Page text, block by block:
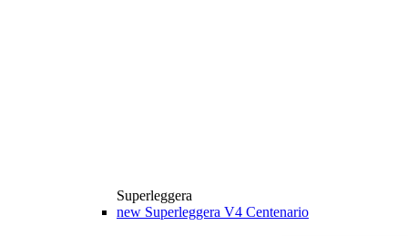
Superleggera
new Superleggera V4 Centenario